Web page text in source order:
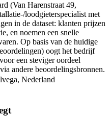
(Van Harenstraat 49,
loodgieterspecialist met
in de dataset: klanten prijzen
en noemen een snelle
Op basis van de huidige
oogt het bedrijf
een steviger oordeel
andere beoordelingsbronnen.
Nederland